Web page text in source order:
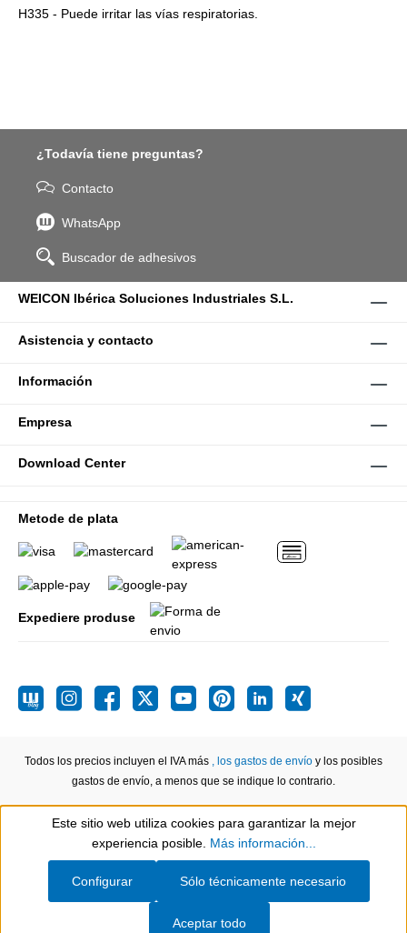
H335 - Puede irritar las vías respiratorias.
¿Todavía tiene preguntas?
Contacto
WhatsApp
Buscador de adhesivos
WEICON Ibérica Soluciones Industriales S.L.
Asistencia y contacto
Información
Empresa
Download Center
Metode de plata
Expediere produse
Todos los precios incluyen el IVA más , los gastos de envío y los posibles
gastos de envío, a menos que se indique lo contrario.
Show toolbar
Este sitio web utiliza cookies para garantizar la mejor
experiencia posible. Más información...
Sólo técnicamente necesario
Configurar
Aceptar todo